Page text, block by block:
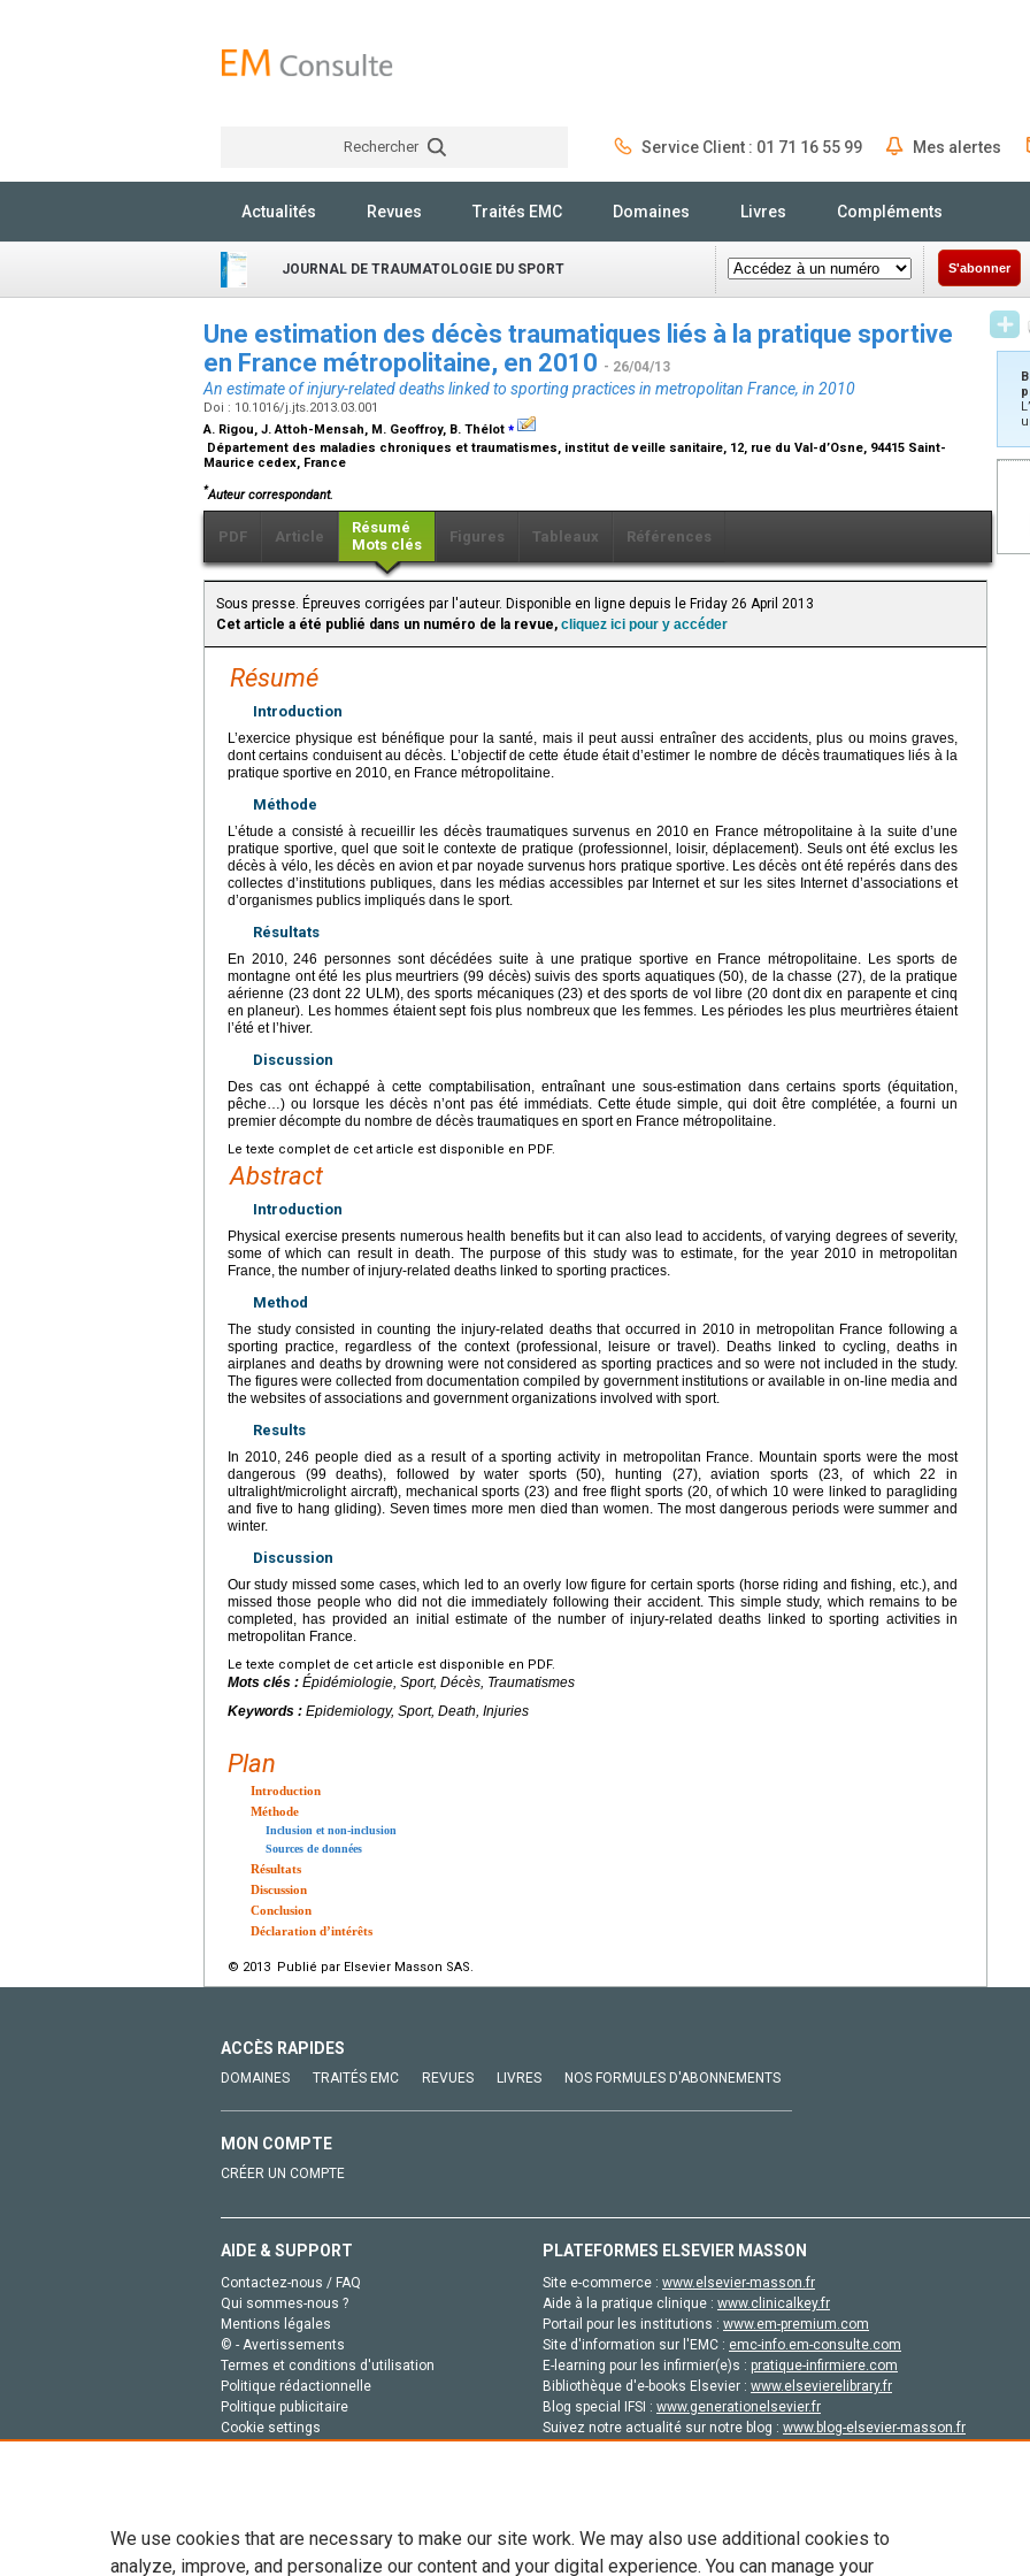
Rechercher Service Client : 01 71 16 55 99 Mes alertes
Actualités Revues Traités EMC Domaines Livres Compléments
JOURNAL DE TRAUMATOLOGIE DU SPORT S'abonner
Une estimation des décès traumatiques liés à la pratique sportive
en France métropolitaine, en 2010 - 26/04/13
An estimate of injury-related deaths linked to sporting practices in metropolitan France, in 2010
Doi : 10.1016/j.jts.2013.03.001
A. Rigou, J. Attoh-Mensah, M. Geoffroy, B. Thélot ⁎
Département des maladies chroniques et traumatismes, institut de veille sanitaire, 12, rue du Val-d’Osne, 94415 Saint-
Maurice cedex, France
*Auteur correspondant.
PDF Article
Résumé
Mots clés
Figures Tableaux Références
Sous presse. Épreuves corrigées par l'auteur. Disponible en ligne depuis le Friday 26 April 2013
Cet article a été publié dans un numéro de la revue, cliquez ici pour y accéder
Résumé
Introduction
L’exercice physique est bénéfique pour la santé, mais il peut aussi entraîner des accidents, plus ou moins graves,
dont certains conduisent au décès. L’objectif de cette étude était d’estimer le nombre de décès traumatiques liés à la
pratique sportive en 2010, en France métropolitaine.
Méthode
L’étude a consisté à recueillir les décès traumatiques survenus en 2010 en France métropolitaine à la suite d’une
pratique sportive, quel que soit le contexte de pratique (professionnel, loisir, déplacement). Seuls ont été exclus les
décès à vélo, les décès en avion et par noyade survenus hors pratique sportive. Les décès ont été repérés dans des
collectes d’institutions publiques, dans les médias accessibles par Internet et sur les sites Internet d’associations et
d’organismes publics impliqués dans le sport.
Résultats
En 2010, 246 personnes sont décédées suite à une pratique sportive en France métropolitaine. Les sports de
montagne ont été les plus meurtriers (99 décès) suivis des sports aquatiques (50), de la chasse (27), de la pratique
aérienne (23 dont 22 ULM), des sports mécaniques (23) et des sports de vol libre (20 dont dix en parapente et cinq
en planeur). Les hommes étaient sept fois plus nombreux que les femmes. Les périodes les plus meurtrières étaient
l’été et l’hiver.
Discussion
Des cas ont échappé à cette comptabilisation, entraînant une sous-estimation dans certains sports (équitation,
pêche…) ou lorsque les décès n’ont pas été immédiats. Cette étude simple, qui doit être complétée, a fourni un
premier décompte du nombre de décès traumatiques en sport en France métropolitaine.
Le texte complet de cet article est disponible en PDF.
Abstract
Introduction
Physical exercise presents numerous health benefits but it can also lead to accidents, of varying degrees of severity,
some of which can result in death. The purpose of this study was to estimate, for the year 2010 in metropolitan
France, the number of injury-related deaths linked to sporting practices.
Method
The study consisted in counting the injury-related deaths that occurred in 2010 in metropolitan France following a
sporting practice, regardless of the context (professional, leisure or travel). Deaths linked to cycling, deaths in
airplanes and deaths by drowning were not considered as sporting practices and so were not included in the study.
The figures were collected from documentation compiled by government institutions or available in on-line media and
the websites of associations and government organizations involved with sport.
Results
In 2010, 246 people died as a result of a sporting activity in metropolitan France. Mountain sports were the most
dangerous (99 deaths), followed by water sports (50), hunting (27), aviation sports (23, of which 22 in
ultralight/microlight aircraft), mechanical sports (23) and free flight sports (20, of which 10 were linked to paragliding
and five to hang gliding). Seven times more men died than women. The most dangerous periods were summer and
winter.
Discussion
Our study missed some cases, which led to an overly low figure for certain sports (horse riding and fishing, etc.), and
missed those people who did not die immediately following their accident. This simple study, which remains to be
completed, has provided an initial estimate of the number of injury-related deaths linked to sporting activities in
metropolitan France.
Le texte complet de cet article est disponible en PDF.
Mots clés : Épidémiologie, Sport, Décès, Traumatismes
Keywords : Epidemiology, Sport, Death, Injuries
Plan
Introduction
Méthode
Inclusion et non-inclusion
Sources de données
Résultats
Discussion
Conclusion
Déclaration d’intérêts
© 2013 Publié par Elsevier Masson SAS.
ACCÈS RAPIDES
DOMAINES TRAITÉS EMC REVUES LIVRES NOS FORMULES D'ABONNEMENTS
MON COMPTE
CRÉER UN COMPTE
AIDE & SUPPORT
Contactez-nous / FAQ
Qui sommes-nous ?
Mentions légales
© - Avertissements
Termes et conditions d'utilisation
Politique rédactionnelle
Politique publicitaire
Cookie settings
PLATEFORMES ELSEVIER MASSON
Site e-commerce : www.elsevier-masson.fr
Aide à la pratique clinique : www.clinicalkey.fr
Portail pour les institutions : www.em-premium.com
Site d'information sur l'EMC : emc-info.em-consulte.com
E-learning pour les infirmier(e)s : pratique-infirmiere.com
Bibliothèque d'e-books Elsevier : www.elsevierelibrary.fr
Blog special IFSI : www.generationelsevier.fr
Suivez notre actualité sur notre blog : www.blog-elsevier-masson.fr
We use cookies that are necessary to make our site work. We may also use additional cookies to
analyze, improve, and personalize our content and your digital experience. You can manage your